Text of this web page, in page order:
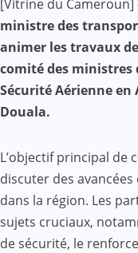
[Vitrine du Cameroun]
ministre des
animer les travaux
comité des ministres
Sécurité Aérienne en
Douala.
L’objectif principal de
discuter des
dans la région. Les
sujets cruciaux,
de sécurité, le